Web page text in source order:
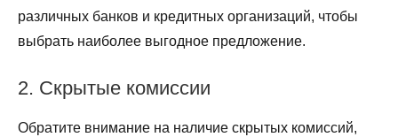
различных банков и кредитных организаций, чтобы
выбрать наиболее выгодное предложение.
2. Скрытые комиссии
Обратите внимание на наличие скрытых комиссий,